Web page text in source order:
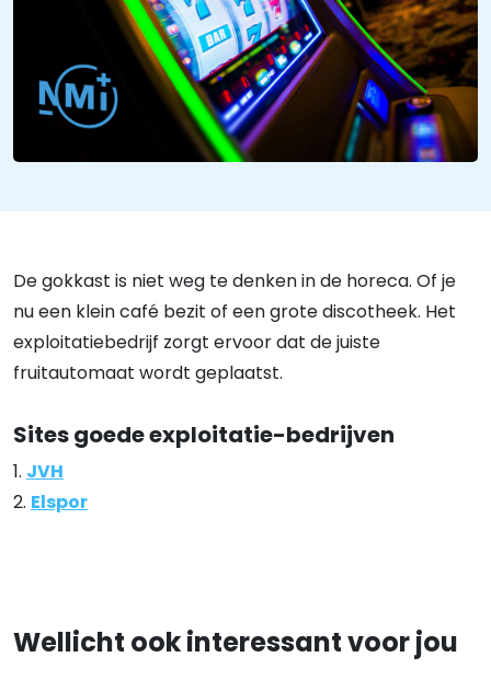
De gokkast is niet weg te denken in de horeca. Of je
nu een klein café bezit of een grote discotheek. Het
exploitatiebedrijf zorgt ervoor dat de juiste
fruitautomaat wordt geplaatst.
Sites goede exploitatie-bedrijven
1. JVH
2. Elspor
Wellicht ook interessant voor jou